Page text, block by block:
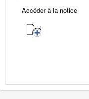
Accéder à la notice